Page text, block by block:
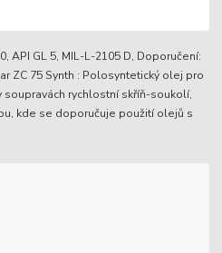
API GL 5, MIL-L-2105 D, Doporučení:
ZC 75 Synth : Polosyntetický olej pro
soupravách rychlostní skříň-soukolí,
kde se doporučuje použití olejů s